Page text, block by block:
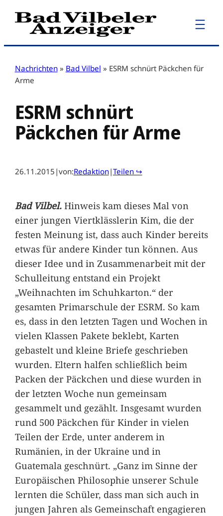
Zum
Inhalt
Nachrichten » Bad Vilbel » ESRM schnürt Päckchen für
Arme
ESRM schnürt
Päckchen für Arme
26.11.2015 |von:Redaktion|Teilen ↪
Bad Vilbel. Hinweis kam dieses Mal von
einer jungen Viertklässlerin Kim, die der
festen Meinung ist, dass auch Kinder bereits
etwas für andere Kinder tun können. Aus
dieser Idee und in Zusammenarbeit mit der
Schulleitung entstand ein Projekt
„Weihnachten im Schuhkarton.“ der
gesamten Primarschule der ESRM. So kam
es, dass in den letzten Tagen und Wochen in
vielen Klassen Pakete beklebt, Karten
gebastelt und kleine Briefe geschrieben
wurden. Eltern halfen schließlich beim
Packen der Päckchen und diese wurden in
der letzten Woche nun gemeinsam
gesammelt und gezählt. Insgesamt wurden
rund 500 Päckchen für Kinder in vielen
Teilen der Erde, unter anderem in
Rumänien, in der Ukraine und in
Guatemala geschnürt. „Ganz im Sinne der
Europäischen Philosophie unserer Schule
lernten die Schüler, dass man sich auch in
jungen Jahren als Gemeinschaft engagieren